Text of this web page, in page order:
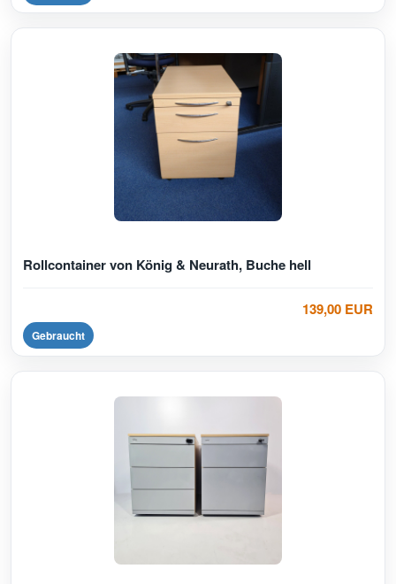
Rollcontainer von König & Neurath, Buche hell
139,00 EUR
Gebraucht